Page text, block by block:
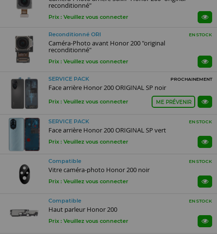
reconditionné"
Prix : Veuillez vous connecter
Reconditionné ORI EN STOCK
Caméra-Photo avant Honor 200 "original
reconditionné"
Prix : Veuillez vous connecter
SERVICE PACK PROCHAINEMENT
Face arrière Honor 200 ORIGINAL SP noir
Prix : Veuillez vous connecter ME PRÉVENIR
SERVICE PACK EN STOCK
Face arrière Honor 200 ORIGINAL SP vert
Prix : Veuillez vous connecter
Compatible EN STOCK
Vitre caméra-photo Honor 200 noir
Prix : Veuillez vous connecter
Compatible EN STOCK
Haut parleur Honor 200
Prix : Veuillez vous connecter